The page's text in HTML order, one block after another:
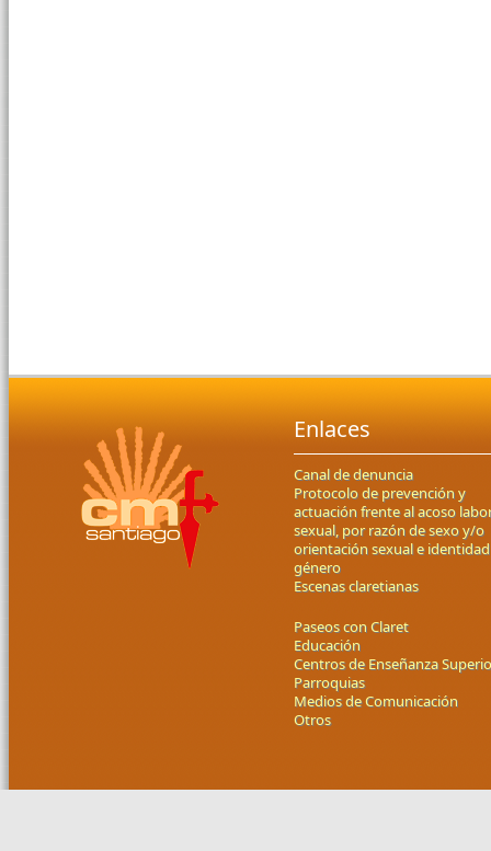
Enlaces
Canal de denuncia
Protocolo de prevención y
actuación frente al acoso
sexual, por razón de sexo y/o
orientación sexual e
género
Escenas claretianas
Paseos con Claret
Educación
Centros de Enseñanza
Parroquias
Medios de Comunicación
Otros